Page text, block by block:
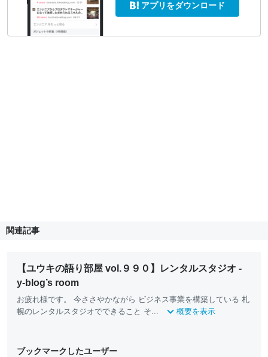
アプリをダウンロード
関連記事
【ユウキの語り部屋 vol.９９０】レンタルスタジオ -
y-blog’s room
お疲れ様です。 今ささやかながら ビジネス事業を構築している 札
幌のレンタルスタジオでできること そ...
概要を表示
ブックマークしたユーザー